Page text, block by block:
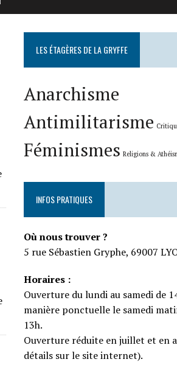
LES ÉTAGÈRES DE LA GRYFFE
Anarchisme
Antimilitarisme
Féminismes Religions &
INFOS PRATIQUES
Où nous trouver ?
5 rue Sébastien Gryphe, 69007
Horaires :
Ouverture du lundi au samedi de
manière ponctuelle le samedi
13h.
Ouverture réduite en juillet et en
détails sur le site internet).